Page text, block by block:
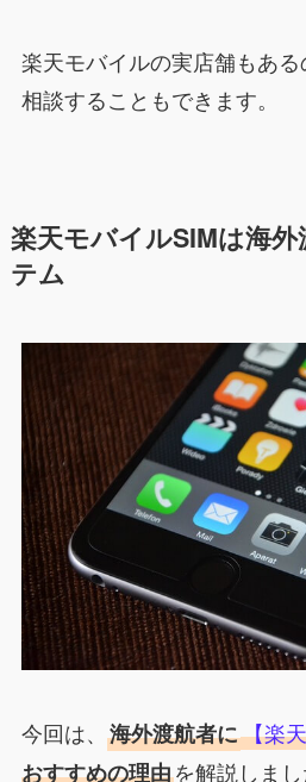
楽天モバイルの実店舗もあ
相談することもできます。
楽天モバイルSIMは海
テム
今回は、 海外渡航者に【楽
おすすめの理由を解説しまし